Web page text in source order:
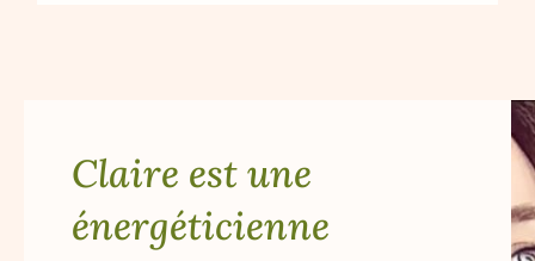
Claire est une
énergéticienne